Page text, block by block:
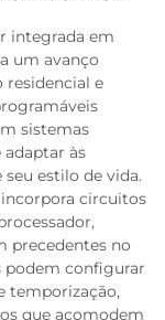
integrada em
um avanço
residencial e
sistemas
adaptar às
estilo de vida.
circuitos
precedentes no
podem configurar
temporização,
que acomodem